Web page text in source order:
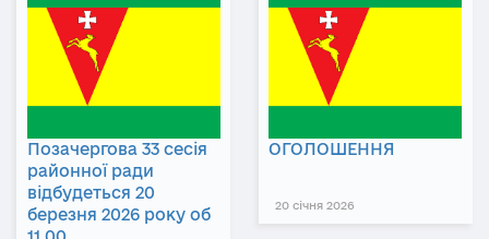
Позачергова 33 сесія
районної ради
відбудеться 20
березня 2026 року об
ОГОЛОШЕННЯ
20 січня 2026